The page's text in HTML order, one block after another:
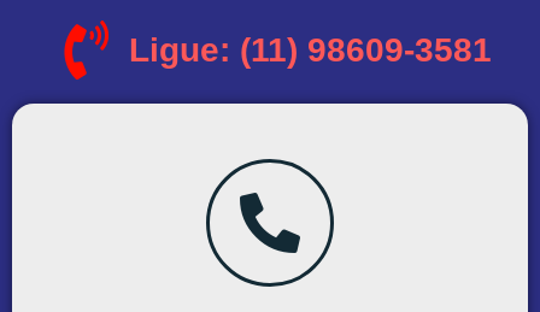
Ligue: (11) 98609-3581